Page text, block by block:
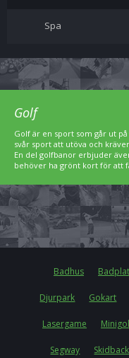
Spa
Golf
Golf är en sport som går ut
svår sport att utöva och
En del golfbanor erbjuder
behöver ha grönt kort för att
Badhus
Djurpark Gokart
Lasergame
Segway